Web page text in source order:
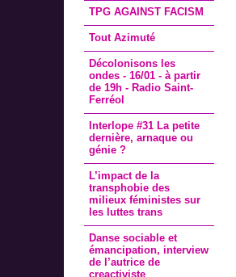
TPG AGAINST FACISM
Tout Azimuté
Décolonisons les
ondes - 16/01 - à partir
de 19h - Radio Saint-
Ferréol
Interlope #31 La petite
dernière, arnaque ou
génie ?
L’impact de la
transphobie des
milieux féministes sur
les luttes trans
Danse sociable et
émancipation, interview
de l’autrice de
creactiviste